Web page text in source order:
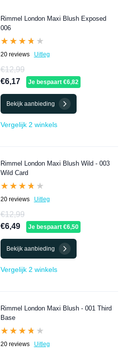
Rimmel London Maxi Blush Exposed
006
★★★★★
★★★★★
20 reviews Uitleg
€12,99
€6,17
Je bespaart €6,82
Bekijk aanbieding
Vergelijk 2 winkels
Rimmel London Maxi Blush Wild - 003
Wild Card
★★★★★
★★★★★
20 reviews Uitleg
€12,99
€6,49
Je bespaart €6,50
Bekijk aanbieding
Vergelijk 2 winkels
Rimmel London Maxi Blush - 001 Third
Base
★★★★★
★★★★★
20 reviews Uitleg